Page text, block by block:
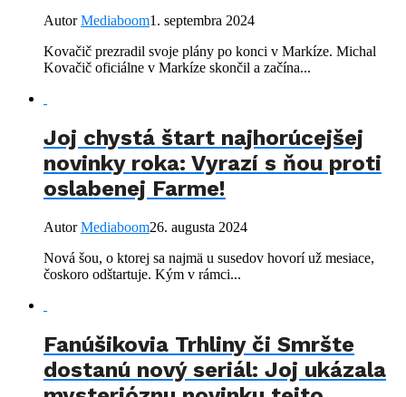
AutorMediaboom1. septembra 2024
Kovačič prezradil svoje plány po konci v Markíze. Michal
Kovačič oficiálne v Markíze skončil a začína...
Joj chystá štart najhorúcejšej
novinky roka: Vyrazí s ňou proti
oslabenej Farme!
AutorMediaboom26. augusta 2024
Nová šou, o ktorej sa najmä u susedov hovorí už mesiace,
čoskoro odštartuje. Kým v rámci...
Fanúšikovia Trhliny či Smršte
dostanú nový seriál: Joj ukázala